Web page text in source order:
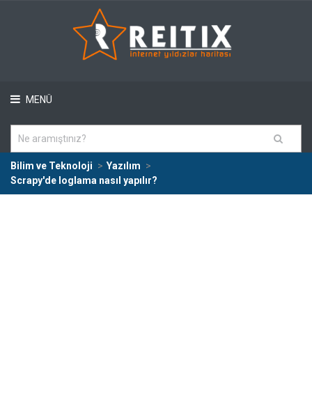
MENÜ
Bilim ve Teknoloji
Yazılım
Scrapy'de loglama nasıl yapılır?